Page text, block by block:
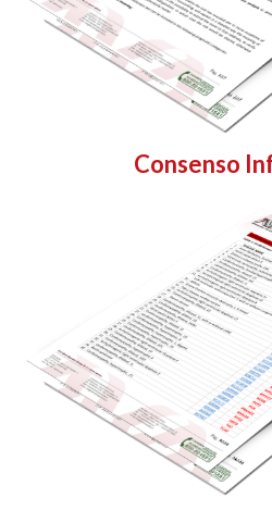
Consenso